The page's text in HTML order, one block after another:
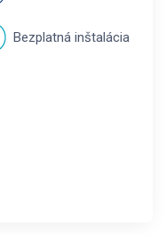
Bezplatná inštalácia